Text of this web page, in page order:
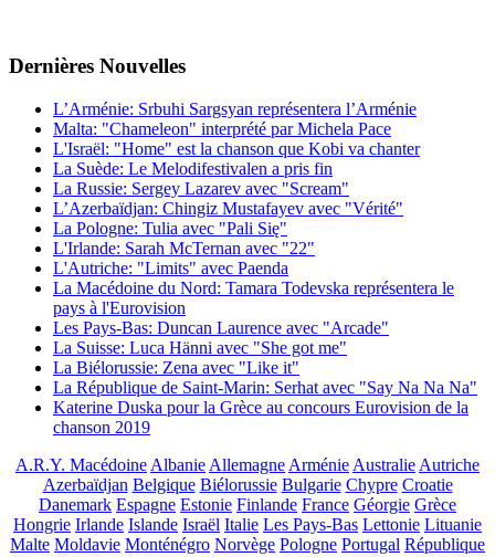
Dernières Νouvelles
L’Arménie: Srbuhi Sargsyan représentera l’Arménie
Malta: "Chameleon" interprété par Michela Pace
L'Israël: "Home" est la chanson que Kobi va chanter
La Suède: Le Melodifestivalen a pris fin
La Russie: Sergey Lazarev avec "Scream"
L’Azerbaïdjan: Chingiz Mustafayev avec "Vérité"
La Pologne: Tulia avec "Pali Się"
L'Irlande: Sarah McTernan avec "22"
L'Autriche: "Limits" avec Paenda
La Macédoine du Nord: Tamara Todevska représentera le
pays à l'Eurovision
Les Pays-Bas: Duncan Laurence avec "Arcade"
La Suisse: Luca Hänni avec "She got me"
La Biélorussie: Zena avec "Like it"
La République de Saint-Marin: Serhat avec "Say Na Na Na"
Katerine Duska pour la Grèce au concours Eurovision de la
chanson 2019
A.R.Y. Macédoine Albanie Allemagne Arménie Australie Autriche
Azerbaïdjan Belgique Biélorussie Bulgarie Chypre Croatie
Danemark Espagne Estonie Finlande France Géorgie Grèce
Hongrie Irlande Islande Israël Italie Les Pays-Bas Lettonie Lituanie
Malte Moldavie Monténégro Norvège Pologne Portugal République